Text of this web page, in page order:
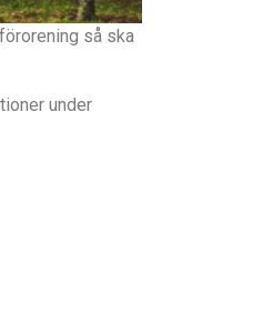
så ska
under